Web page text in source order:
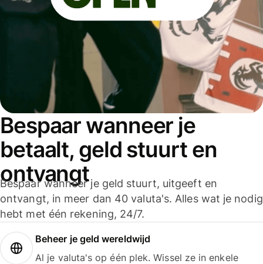
Bespaar wanneer je
betaalt, geld stuurt en
ontvangt
Bespaar wanneer je geld stuurt, uitgeeft en
ontvangt, in meer dan 40 valuta's. Alles wat je nodig
hebt met één rekening, 24/7.
Beheer je geld wereldwijd
Al je valuta's op één plek. Wissel ze in enkele